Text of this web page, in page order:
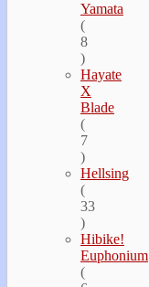
Yamata
(
8
)
Hayate
Х
Blade
(
7
)
Hellsing
(
33
)
Hibike!
Euphonium
(